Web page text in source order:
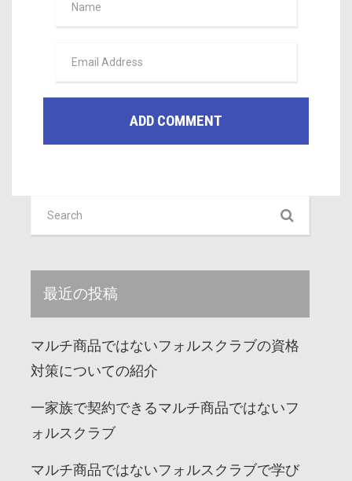
最近の投稿
マルチ商品ではないフォルスクラブの資格
対策についての紹介
一家族で契約できるマルチ商品ではないフ
ォルスクラブ
マルチ商品ではないフォルスクラブで学び